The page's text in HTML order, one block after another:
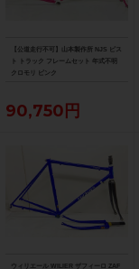
【公道走行不可】山本製作所 NJS ピス
ト トラック フレームセット 年式不明
クロモリ ピンク
90,750円
ウィリエール WILIER ザフィーロ ZAF